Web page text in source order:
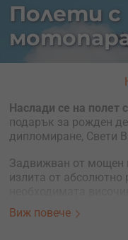
Полети с
Наслади се на полет
подарък за рожден
дипломиране, Свети
Задвижван от мощен
излита от абсолютно
безмоторно.
Виж повече